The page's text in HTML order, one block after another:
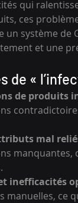
qui
ces
un système de
et une
de «
de produits
mal
manquantes,
inefficacités
manuelles, ce